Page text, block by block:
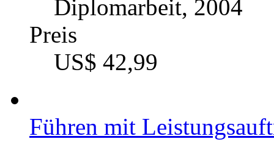
Diplomarbeit, 2004
Preis
US$ 42,99
Führen mit